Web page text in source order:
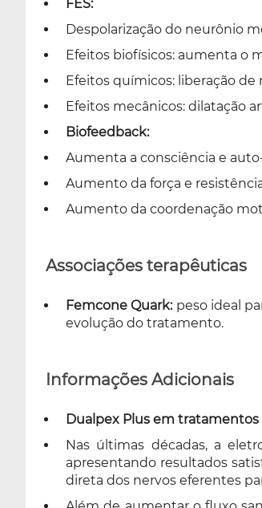
FES:
Despolarização do neurônio
Efeitos biofísicos: aumenta o
Efeitos químicos: liberação de
Efeitos mecânicos: dilatação
Biofeedback:
Aumenta a consciência e
Aumento da força e
Aumento da coordenação
Associações terapêuticas
Femcone Quark:peso ideal
evolução do tratamento.
Informações Adicionais
Dualpex Plus em
Nas últimas décadas, a
apresentando resultados
direta dos nervos eferentes